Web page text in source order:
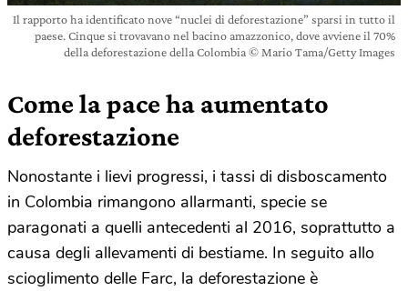
Il rapporto ha identificato nove “nuclei di deforestazione” sparsi in tutto il
paese. Cinque si trovavano nel bacino amazzonico, dove avviene il 70%
della deforestazione della Colombia © Mario Tama/Getty Images
Come la pace ha aumentato
deforestazione
Nonostante i lievi progressi, i tassi di disboscamento
in Colombia rimangono allarmanti, specie se
paragonati a quelli antecedenti al 2016, soprattutto a
causa degli allevamenti di bestiame. In seguito allo
scioglimento delle Farc, la deforestazione è